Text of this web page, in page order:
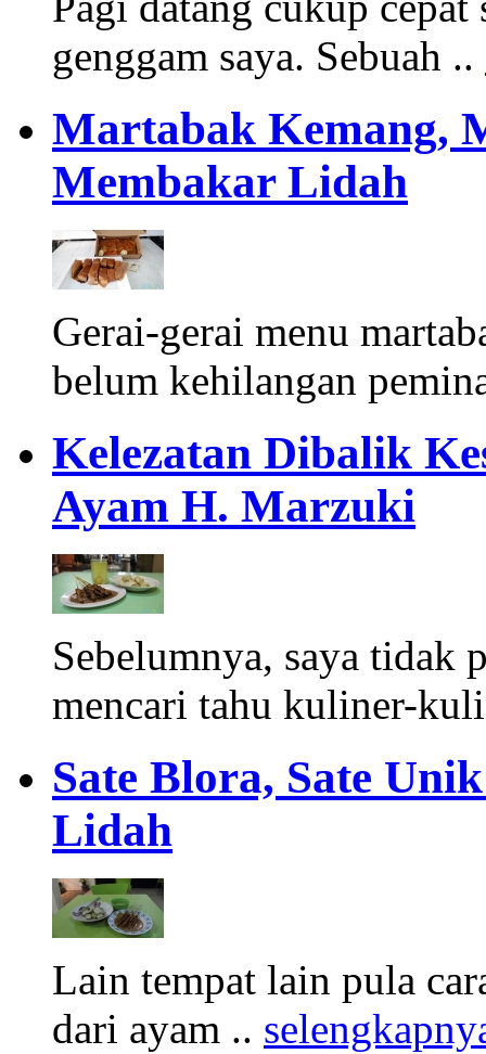
genggam saya. Sebuah ..
Martabak Kemang,
Membakar Lidah
Gerai-gerai menu
belum kehilangan
Kelezatan Dibalik
Ayam H. Marzuki
Sebelumnya, saya tidak
mencari tahu kuliner-
Sate Blora, Sate
Lidah
Lain tempat lain pula
dari ayam ..